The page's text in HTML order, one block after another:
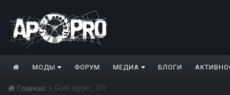
МОДЫ ФОРУМ МЕДИА БЛОГИ
Главная GunLagger_31r